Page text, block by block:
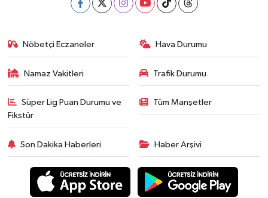
Nöbetçi Eczaneler Hava Durumu
Namaz Vakitleri Trafik Durumu
Süper Lig Puan Durumu ve
Fikstür
Tüm Manşetler
Son Dakika Haberleri Haber Arşivi